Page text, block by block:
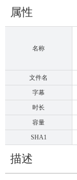
属性
名称
文件名
字幕
时长
容量
SHA1
描述